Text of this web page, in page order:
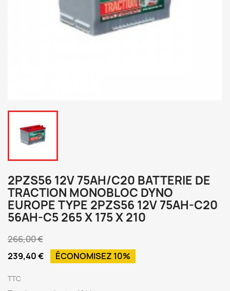
2PZS56 12V 75AH/C20 BATTERIE DE
TRACTION MONOBLOC DYNO
EUROPE TYPE 2PZS56 12V 75AH-C20
56AH-C5 265 X 175 X 210
266,00 €
239,40 €
ÉCONOMISEZ 10%
TTC